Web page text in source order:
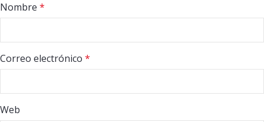
Nombre *
Correo electrónico *
Web